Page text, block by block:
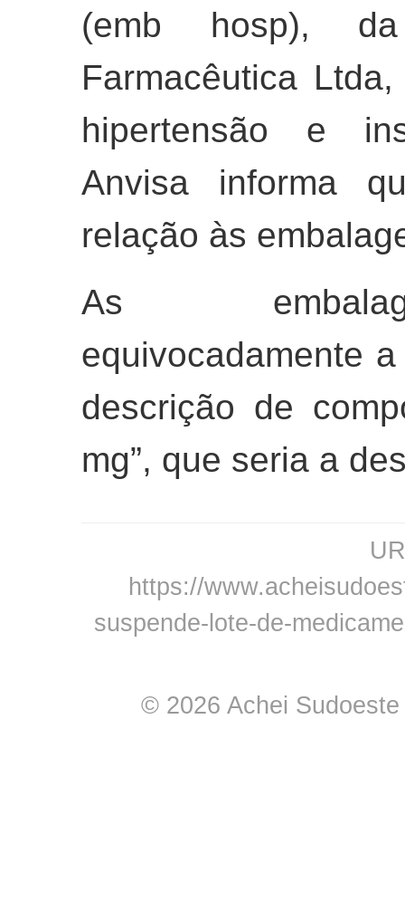
(emb hosp), da
Farmacêutica
hipertensão e
Anvisa informa
relação às
As
equivocadamente
descrição de
mg”, que seria a
https://
suspende-lote-de-
© 2026 Achei